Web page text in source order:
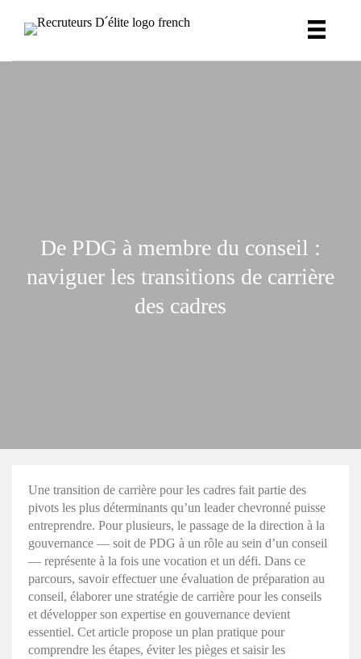
De PDG à membre du conseil :
naviguer les transitions de carrière
des cadres
Une transition de carrière pour les cadres fait partie des
pivots les plus déterminants qu’un leader chevronné puisse
entreprendre. Pour plusieurs, le passage de la direction à la
gouvernance — soit de PDG à un rôle au sein d’un conseil
— représente à la fois une vocation et un défi. Dans ce
parcours, savoir effectuer une évaluation de préparation au
conseil, élaborer une stratégie de carrière pour les conseils
et développer son expertise en gouvernance devient
essentiel. Cet article propose un plan pratique pour
comprendre les étapes, éviter les pièges et saisir les